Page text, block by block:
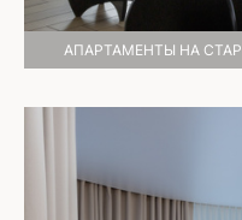
АПАРТАМЕНТЫ НА